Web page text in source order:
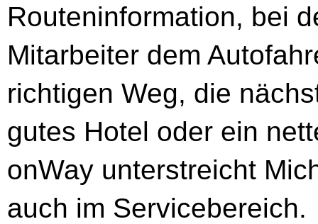
Routeninformation, bei
Mitarbeiter dem
richtigen Weg, die
gutes Hotel oder ein
o­nWay unterstreicht
auch im Servicebereich.